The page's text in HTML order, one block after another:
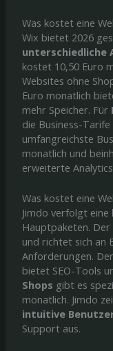
Was kostet eine
Wix bietet 2026
unterschiedliche
kostet 10,50 Euro
Websites ohne
Euro monatlich
mehr Speicher. Für
die Business-
umfangreichste
monatlich und
erweiterte
Was kostet eine
Jimdo verfolgt eine
Hauptpaketen.
und richtet sich an
Anforderungen.
bietet SEO-Tools
Shops gibt es
monatlich. Jimdo
intuitive
Support aus.